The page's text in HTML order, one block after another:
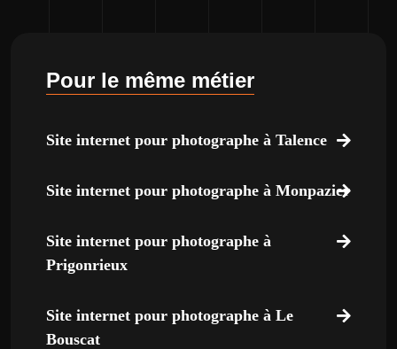
Pour le même métier
Site internet pour photographe à Talence
Site internet pour photographe à Monpazier
Site internet pour photographe à
Prigonrieux
Site internet pour photographe à Le
Bouscat